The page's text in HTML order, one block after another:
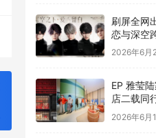
刷屏全网
恋与深空
饮联名新
2026年6月
EP 雅莹
店二载同
致与有机
2026年6月